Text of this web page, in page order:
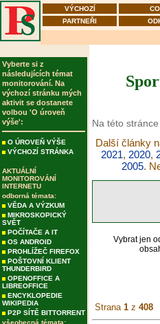
VÝCHOZÍ
PARTNEŘI
Vyberte si z
následujících témat
monitorování. Na
výchozí stránku mých
aktivit se dostanete
volbou 'O úroveň
výše':
O ÚROVEŇ VÝŠE
VÝCHOZÍ STRÁNKA
AKTUÁLNÍ
MONITOROVÁNÍ
INTERNETU
odborná témata:
VĚDA A VÝZKUM
MIKROSKOPICKÝ
SVĚT
POČÍTAČE A IT
OS ANDROID
PROHLÍŽEČ FIREFOX
POŠTOVNÍ KLIENT
THUNDERBIRD
OPENOFFICE A
LIBREOFFICE
ENCYKLOPEDIE
WIKIPEDIA
P2P SÍTĚ BITTORRENT
všeobecná témata:
Na této
Další články
2021, 2020,
2005.
Vybrat jen
Strana 1 z 408